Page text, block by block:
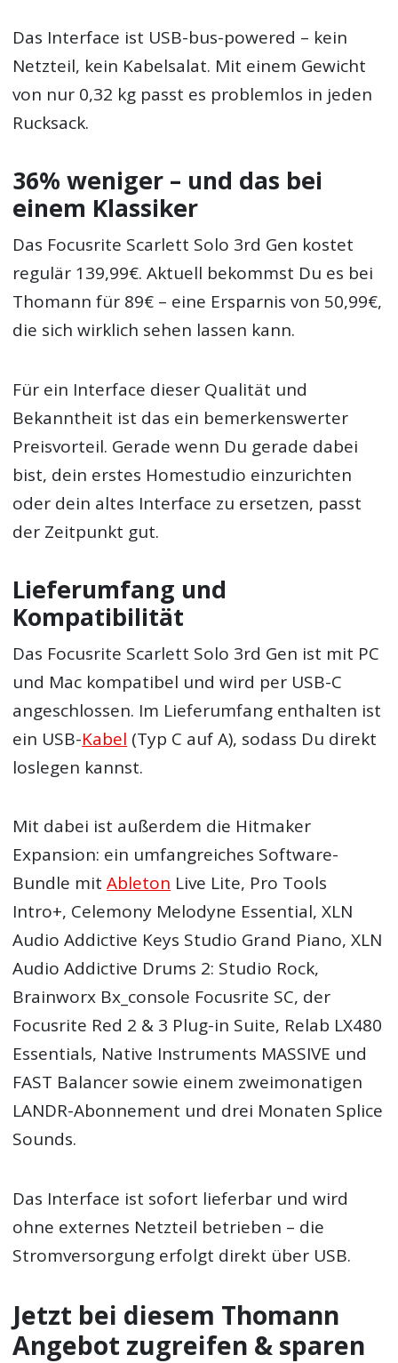
Das Interface ist USB-bus-powered – kein
Netzteil, kein Kabelsalat. Mit einem Gewicht
von nur 0,32 kg passt es problemlos in jeden
Rucksack.
36% weniger – und das bei
einem Klassiker
Das Focusrite Scarlett Solo 3rd Gen kostet
regulär 139,99€. Aktuell bekommst Du es bei
Thomann für 89€ – eine Ersparnis von 50,99€,
die sich wirklich sehen lassen kann.
Für ein Interface dieser Qualität und
Bekanntheit ist das ein bemerkenswerter
Preisvorteil. Gerade wenn Du gerade dabei
bist, dein erstes Homestudio einzurichten
oder dein altes Interface zu ersetzen, passt
der Zeitpunkt gut.
Lieferumfang und
Kompatibilität
Das Focusrite Scarlett Solo 3rd Gen ist mit PC
und Mac kompatibel und wird per USB-C
angeschlossen. Im Lieferumfang enthalten ist
ein USB-Kabel (Typ C auf A), sodass Du direkt
loslegen kannst.
Mit dabei ist außerdem die Hitmaker
Expansion: ein umfangreiches Software-
Bundle mitAbleton Live Lite, Pro Tools
Intro+, Celemony Melodyne Essential, XLN
Audio Addictive Keys Studio Grand Piano, XLN
Audio Addictive Drums 2: Studio Rock,
Brainworx Bx_console Focusrite SC, der
Focusrite Red 2 & 3 Plug-in Suite, Relab LX480
Essentials, Native Instruments MASSIVE und
FAST Balancer sowie einem zweimonatigen
LANDR-Abonnement und drei Monaten Splice
Sounds.
Das Interface ist sofort lieferbar und wird
ohne externes Netzteil betrieben – die
Stromversorgung erfolgt direkt über USB.
Jetzt bei diesem Thomann
Angebot zugreifen & sparen